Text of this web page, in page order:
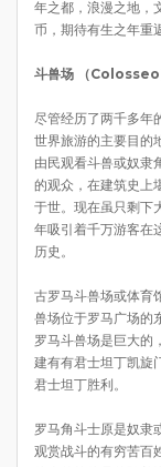
年之都，浪漫之地，
币，期待有生之年重
斗兽场 （Colosseo
尽管经历了两千多年
世界旅游的主要目的
由民观看斗兽或奴隶
的观众，在建筑史上
于世。现在虽只剩下
年吸引着千万游客在
历史。
古罗马斗兽场或体育
兽场位于罗马广场的
罗马斗兽场是巨大的
建有有君士坦丁凯旋
君士坦丁胜利。
罗马角斗士原是奴隶
观赏战斗的有穷苦百